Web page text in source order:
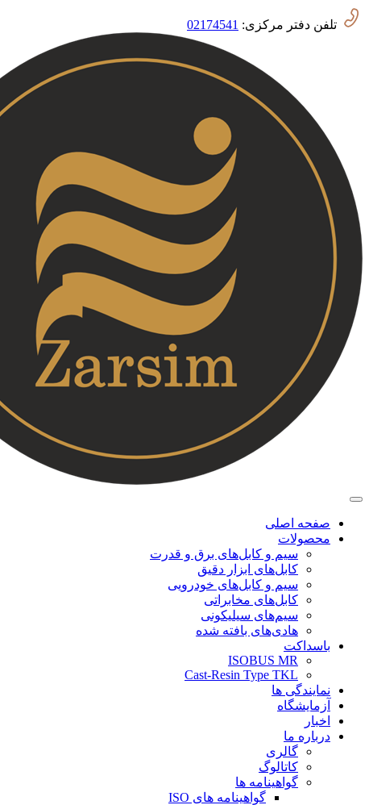
تلفن دفتر مرکزی: 02174541
صفحه اصلی
محصولات
سیم و کابل‌های برق و قدرت
کابل‌های ابزار دقیق
سیم و کابل‌های خودرویی
کابل‌‌های مخابراتی
سیم‌های سیلیکونی
هادی‌های بافته شده
باسداکت
ISOBUS MR
Cast-Resin Type TKL
نمایندگی ها
آزمایشگاه
اخبار
درباره ما
گالری
کاتالوگ
گواهینامه ها
گواهینامه های ISO